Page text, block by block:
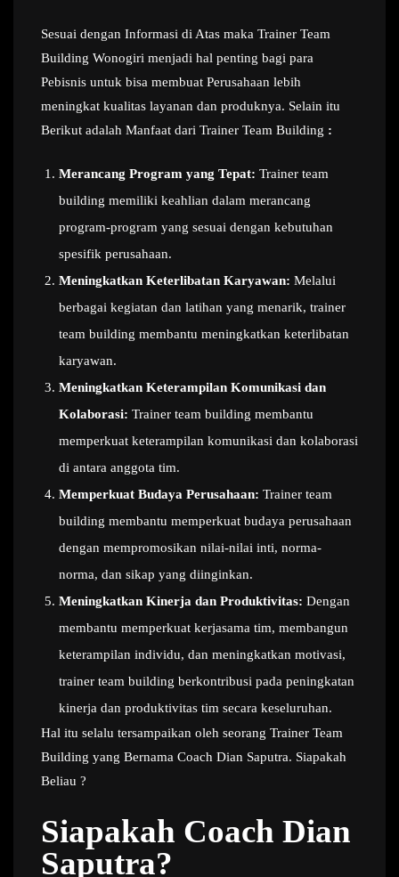
Sesuai dengan Informasi di Atas maka Trainer Team
Building Wonogiri menjadi hal penting bagi para
Pebisnis untuk bisa membuat Perusahaan lebih
meningkat kualitas layanan dan produknya. Selain itu
Berikut adalah Manfaat dari Trainer Team Building :
Merancang Program yang Tepat: Trainer team
building memiliki keahlian dalam merancang
program-program yang sesuai dengan kebutuhan
spesifik perusahaan.
Meningkatkan Keterlibatan Karyawan: Melalui
berbagai kegiatan dan latihan yang menarik, trainer
team building membantu meningkatkan keterlibatan
karyawan.
Meningkatkan Keterampilan Komunikasi dan
Kolaborasi: Trainer team building membantu
memperkuat keterampilan komunikasi dan kolaborasi
di antara anggota tim.
Memperkuat Budaya Perusahaan: Trainer team
building membantu memperkuat budaya perusahaan
dengan mempromosikan nilai-nilai inti, norma-
norma, dan sikap yang diinginkan.
Meningkatkan Kinerja dan Produktivitas: Dengan
membantu memperkuat kerjasama tim, membangun
keterampilan individu, dan meningkatkan motivasi,
trainer team building berkontribusi pada peningkatan
kinerja dan produktivitas tim secara keseluruhan.
Hal itu selalu tersampaikan oleh seorang Trainer Team
Building yang Bernama Coach Dian Saputra. Siapakah
Beliau ?
Siapakah Coach Dian
Saputra?